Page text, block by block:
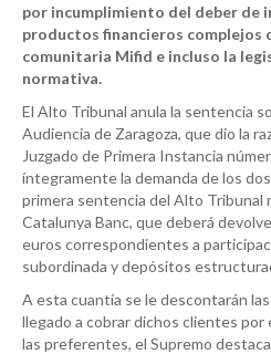
por incumplimiento del deber de
productos financieros complejos
comunitaria Mifid e incluso la
normativa.
El Alto Tribunal anula la sentencia
Audiencia de Zaragoza, que dio la
Juzgado de Primera Instancia
íntegramente la demanda de los
primera sentencia del Alto Tribunal
Catalunya Banc, que deberá
euros correspondientes a
subordinada y depósitos
A esta cuantía se le descontarán
llegado a cobrar dichos clientes por
las preferentes, el Supremo